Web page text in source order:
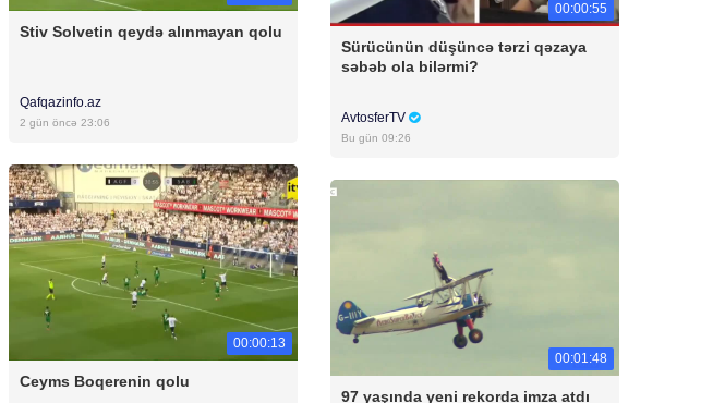
Stiv Solvetin qeydə alınmayan qolu
Qafqazinfo.az
2 gün öncə 23:06
00:00:13
Ceyms Boqerenin qolu
00:00:55
Sürücünün düşüncə tərzi qəzaya
səbəb ola bilərmi?
AvtosferTV
Bu gün 09:26
00:01:48
97 yaşında yeni rekorda imza atdı